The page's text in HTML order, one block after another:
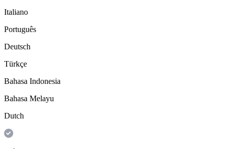
Italiano
Português
Deutsch
Türkçe
Bahasa Indonesia
Bahasa Melayu
Dutch